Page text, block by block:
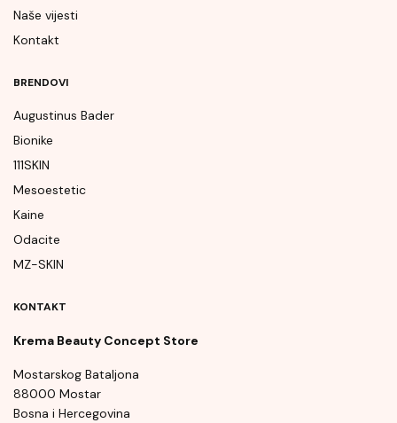
Naše vijesti
Kontakt
BRENDOVI
Augustinus Bader
Bionike
111SKIN
Mesoestetic
Kaine
Odacite
MZ-SKIN
KONTAKT
Krema Beauty Concept Store
Mostarskog Bataljona
88000 Mostar
Bosna i Hercegovina